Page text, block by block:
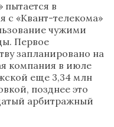
в
с «Квант-телекома»
чужими
Первое
запланировано на
компания в июле
еще 3,34 млн
позднее это
арбитражный